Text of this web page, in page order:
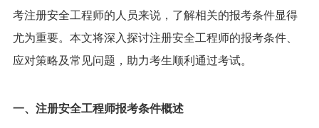
考注册安全工程师的人员来说，了解相关的报考条件显得
尤为重要。本文将深入探讨注册安全工程师的报考条件、
应对策略及常见问题，助力考生顺利通过考试。
一、注册安全工程师报考条件概述